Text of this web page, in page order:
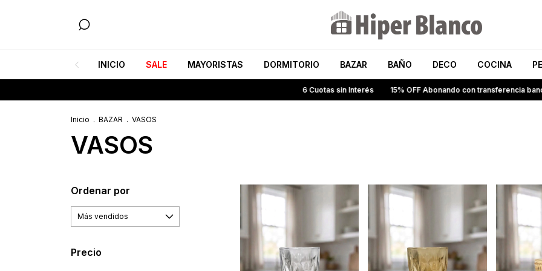
INICIO SALE MAYORISTAS DORMITORIO BAZAR BAÑO DECO COCINA
6 Cuotas sin Interés 15% OFF Abonando con transferencia bancaria
Inicio . BAZAR . VASOS
VASOS
Ordenar por
Precio